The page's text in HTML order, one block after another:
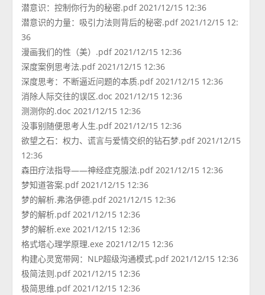
潜意识：控制你行为的秘密.pdf 2021/12/15 12:36
潜意识的力量：吸引力法则背后的秘密.pdf 2021/12/15 12:
36
漫画我们的性（美）.pdf 2021/12/15 12:36
深度案例思考法.pdf 2021/12/15 12:36
深度思考：不断逼近问题的本质.pdf 2021/12/15 12:36
消除人际交往的误区.doc 2021/12/15 12:36
测测你的.doc 2021/12/15 12:36
没事别随便思考人生.pdf 2021/12/15 12:36
欲望之石：权力、谎言与爱情交织的钻石梦.pdf 2021/12/15
12:36
森田疗法指导——神经症克服法.pdf 2021/12/15 12:36
梦知道答案.pdf 2021/12/15 12:36
梦的解析.弗洛伊德.pdf 2021/12/15 12:36
梦的解析.pdf 2021/12/15 12:36
梦的解析.exe 2021/12/15 12:36
格式塔心理学原理.exe 2021/12/15 12:36
构建心灵宽带网：NLP超级沟通模式.pdf 2021/12/15 12:36
极简法则.pdf 2021/12/15 12:36
极简思维.pdf 2021/12/15 12:36